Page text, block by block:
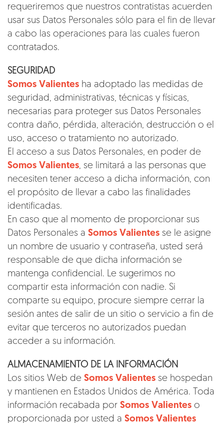
requeriremos que nuestros contratistas acuerden
usar sus Datos Personales sólo para el fin de llevar
a cabo las operaciones para las cuales fueron
contratados.
SEGURIDAD
Somos Valientes ha adoptado las medidas de
seguridad, administrativas, técnicas y físicas,
necesarias para proteger sus Datos Personales
contra daño, pérdida, alteración, destrucción o el
uso, acceso o tratamiento no autorizado.
El acceso a sus Datos Personales, en poder de
Somos Valientes, se limitará a las personas que
necesiten tener acceso a dicha información, con
el propósito de llevar a cabo las finalidades
identificadas.
En caso que al momento de proporcionar sus
Datos Personales a Somos Valientes se le asigne
un nombre de usuario y contraseña, usted será
responsable de que dicha información se
mantenga confidencial. Le sugerimos no
compartir esta información con nadie. Si
comparte su equipo, procure siempre cerrar la
sesión antes de salir de un sitio o servicio a fin de
evitar que terceros no autorizados puedan
acceder a su información.
ALMACENAMIENTO DE LA INFORMACIÓN
Los sitios Web de Somos Valientes se hospedan
y mantienen en Estados Unidos de América. Toda
información recabada por Somos Valientes o
proporcionada por usted a Somos Valientes